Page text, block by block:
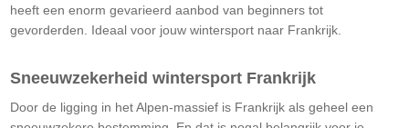
heeft een enorm gevarieerd aanbod van beginners tot
gevorderden. Ideaal voor jouw wintersport naar Frankrijk.
Sneeuwzekerheid wintersport Frankrijk
Door de ligging in het Alpen-massief is Frankrijk als geheel een